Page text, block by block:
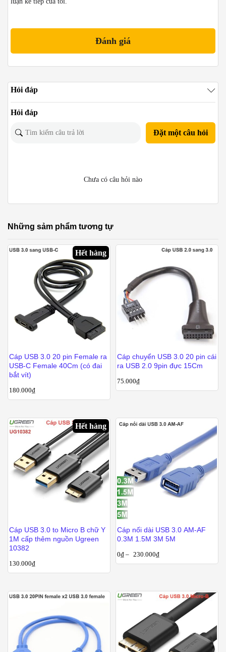
Hỏi đáp
Hỏi đáp
Đặt một câu hỏi
Chưa có câu hỏi nào
Những sảm phẩm tương tự
Hết hàng
Cáp USB 3.0 20 pin Female ra
USB-C Female 40Cm (có đai
bắt vít)
180.000₫
Cáp chuyển USB 3.0 20 pin cái
ra USB 2.0 9pin đực 15Cm
75.000₫
Hết hàng
Cáp USB 3.0 to Micro B chữ Y
1M cấp thêm nguồn Ugreen
10382
130.000₫
Cáp nối dài USB 3.0 AM-AF
0.3M 1.5M 3M 5M
0₫ – 230.000₫